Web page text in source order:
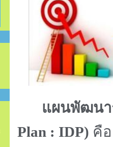
แผนพัฒนา
Plan : IDP) คื